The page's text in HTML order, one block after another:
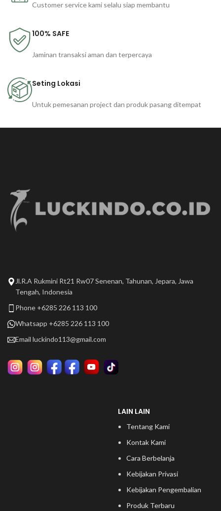
Customer service kami selalu siap membantu
100% SAFE
Jaminan transaksi aman dan terpercaya
Seting Lokasi
Untuk pemesanan project dan produk pasang ditempat
Jl.R.A Rukmini Rt21 Rw07 Senenan, Tahunan, Jepara, Jawa
Tengah, Indonesia
Phone +6285 226 113 100
Whatsapp +6285 226 113 100
Email luckindo113@gmail.com
LAIN LAIN
Tentang Kami
Kontak Kami
Cara Berbelanja
Kebijakan Privasi
Kebijakan Pengembalian
Produk Terbaru